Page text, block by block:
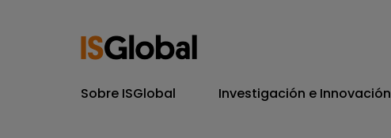
Sobre ISGlobal Investigación e Innovación